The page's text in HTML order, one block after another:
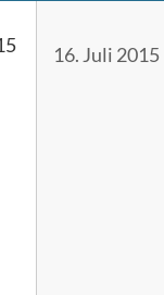
16. Juli 2015